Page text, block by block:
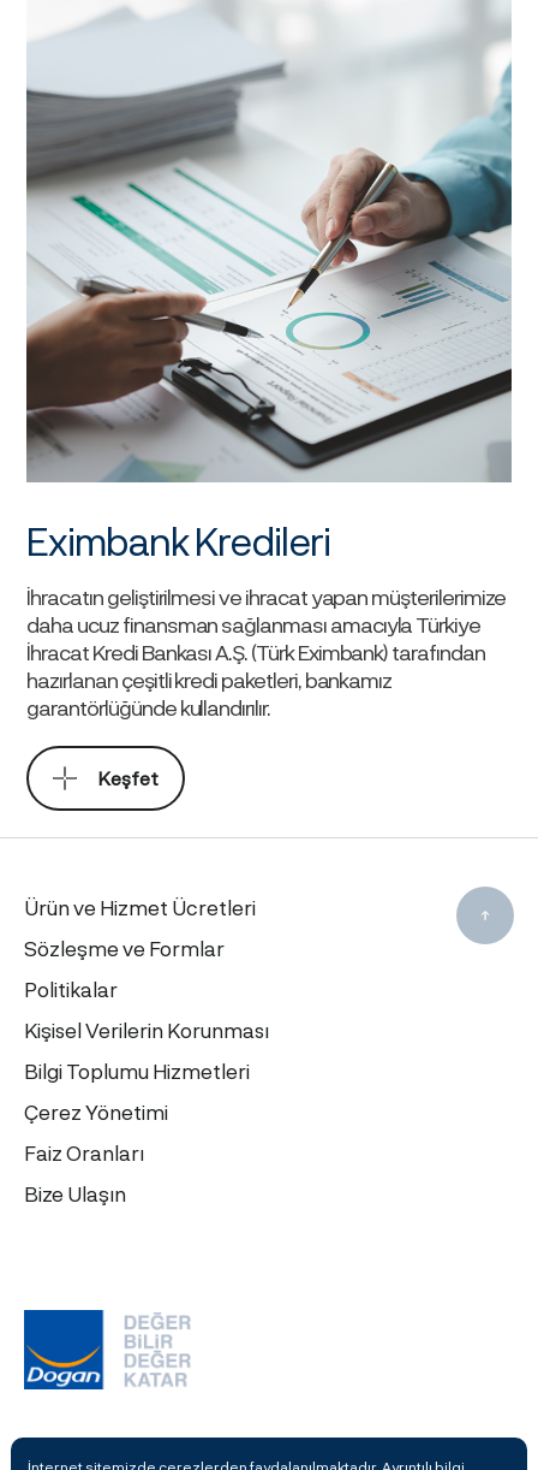
Eximbank Kredileri
İhracatın geliştirilmesi ve ihracat yapan müşterilerimize
daha ucuz finansman sağlanması amacıyla Türkiye
İhracat Kredi Bankası A.Ş. (Türk Eximbank) tarafından
hazırlanan çeşitli kredi paketleri, bankamız
garantörlüğünde kullandırılır.
Keşfet
Ürün ve Hizmet Ücretleri
Sözleşme ve Formlar
Politikalar
Kişisel Verilerin Korunması
Bilgi Toplumu Hizmetleri
Çerez Yönetimi
Faiz Oranları
Bize Ulaşın
İnternet sitemizde çerezlerden faydalanılmaktadır. Ayrıntılı bilgi